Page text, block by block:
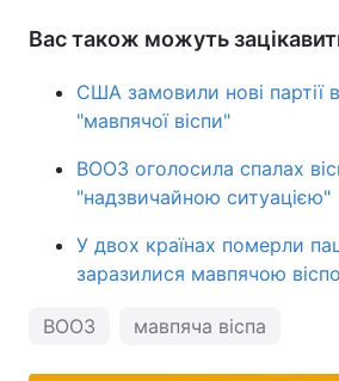
Вас також можуть
США замовили нові партії
"мавпячої віспи"
ВООЗ оголосила спалах
"надзвичайною ситуацією"
У двох країнах померли
заразилися мавпячою
ВООЗ мавпяча віспа